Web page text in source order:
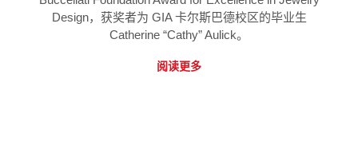
Design，获奖者为 GIA 卡尔斯巴德校区的毕业生
Catherine “Cathy” Aulick。
阅读更多